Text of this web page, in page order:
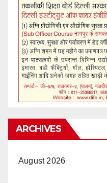
ARCHIVES
August 2026